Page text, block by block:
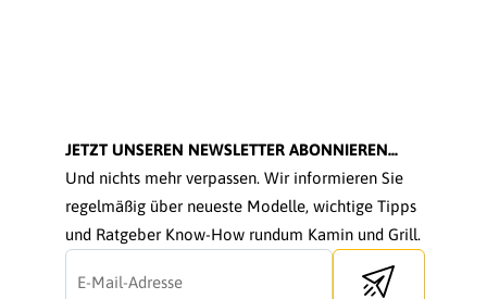
JETZT UNSEREN NEWSLETTER ABONNIEREN...
Und nichts mehr verpassen. Wir informieren Sie
regelmäßig über neueste Modelle, wichtige Tipps
und Ratgeber Know-How rundum Kamin und Grill.
Send newsletter